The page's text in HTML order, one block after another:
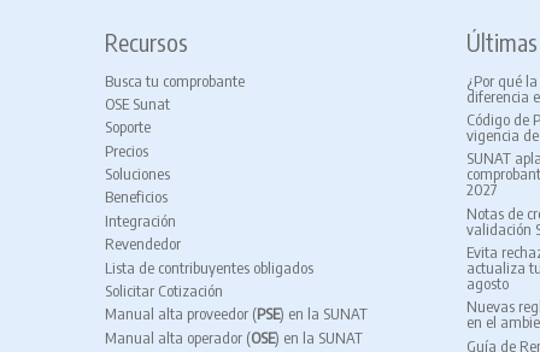
Recursos
Busca tu comprobante
OSE Sunat
Soporte
Precios
Soluciones
Beneficios
Integración
Revendedor
Lista de contribuyentes obligados
Solicitar Cotización
Manual alta proveedor (PSE) en la SUNAT
Manual alta operador (OSE) en la SUNAT
¿Por qué
diferencia
Código de
vigencia
SUNAT
2027
Notas de
validación
Evita
actualiza
agosto
Nuevas
en el
Guía de